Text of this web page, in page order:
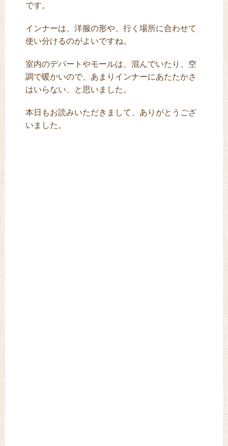
です。
インナーは、洋服の形や、行く場所に合わせて
使い分けるのがよいですね。
室内のデパートやモールは、混んでいたり、空
調で暖かいので、あまりインナーにあたたかさ
はいらない、と思いました。
本日もお読みいただきまして、ありがとうござ
いました。